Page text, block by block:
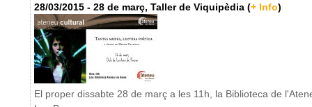
28/03/2015 - 28 de març, Taller de Viquipèdia (+ Info)
El proper dissabte 28 de març a les 11h, la Biblioteca de